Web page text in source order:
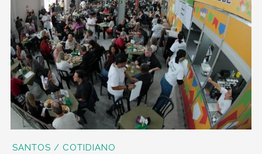
SANTOS / COTIDIANO